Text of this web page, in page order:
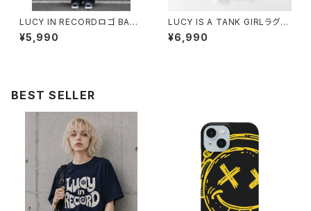
LUCY IN RECORDロゴ BABY
Tシャツ 1014-230221283
¥5,990
LUCY IS A TANK GIRLラグラ
ンTシャツ 1014-230221138
¥6,990
BEST SELLER